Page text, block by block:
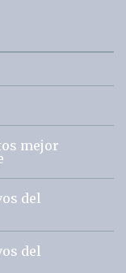
mejor
del
del